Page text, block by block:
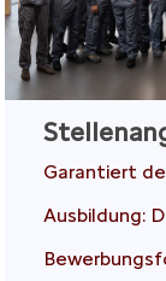
Garantiert
Ausbildung: